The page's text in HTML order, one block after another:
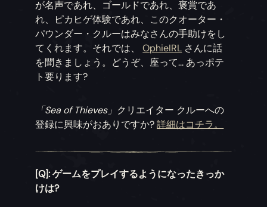
が名声であれ、ゴールドであれ、褒賞であ
れ、ピカヒゲ体験であれ、このクオーター・
パウンダー・クルーはみなさんの手助けをし
てくれます。それでは、OphieIRL さんに話
を聞きましょう。どうぞ、座って... あっポテ
ト要ります?
「Sea of Thieves」 クリエイター クルーへの
登録に興味がおありですか?詳細はコチラ。
[Q]: ゲームをプレイするようになったきっか
けは?